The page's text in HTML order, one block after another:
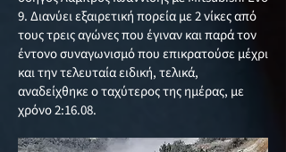
9. Διανύει εξαιρετική πορεία με 2 νίκες από
τους τρεις αγώνες που έγιναν και παρά τον
έντονο συναγωνισμό που επικρατούσε μέχρι
και την τελευταία ειδική, τελικά,
αναδείχθηκε ο ταχύτερος της ημέρας, με
χρόνο 2:16.08.